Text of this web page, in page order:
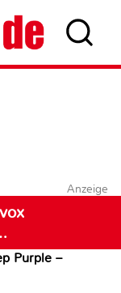
Anzeige
Purple –